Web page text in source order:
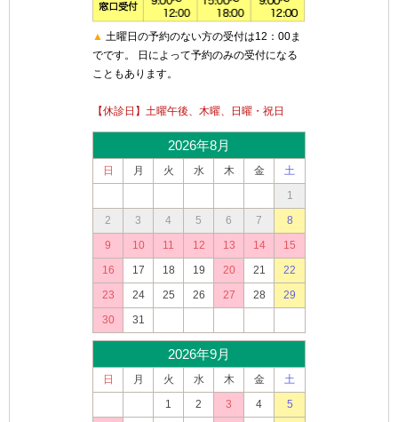
▲ 土曜日の予約のない方の受付は12：00ま
でです。 日によって予約のみの受付になる
こともあります。
【休診日】土曜午後、木曜、日曜・祝日
2026年8月
日 月 火 水 木 金
土
1
2
3 4 5 6 7
8
9
10 11 12 13 14
15
16
17 18 19 20 21
22
23
24 25 26 27 28
29
30
31
2026年9月
日 月 火 水 木 金
土
1
2 3 4
5